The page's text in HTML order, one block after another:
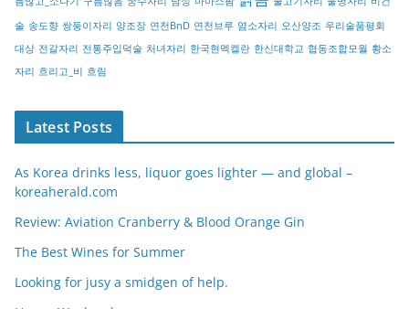
술 송도향 쌍둥이자리 양조장 연천BnD 연천브루 염소자리 오산양조 우리술품평회
대상 전갈자리 전통주입덕술 처녀자리 한국현멕켈란 한신대학교 협동조합모월 황소
자리 흐리고_비 흐림
Latest Posts
As Korea drinks less, liquor goes lighter — and global –
koreaherald.com
Review: Aviation Cranberry & Blood Orange Gin
The Best Wines for Summer
Looking for jusy a smidgen of help.